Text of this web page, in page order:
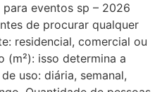
eventos sp – 2026
de procurar qualquer
residencial, comercial ou
(m²): isso determina a
uso: diária, semanal,